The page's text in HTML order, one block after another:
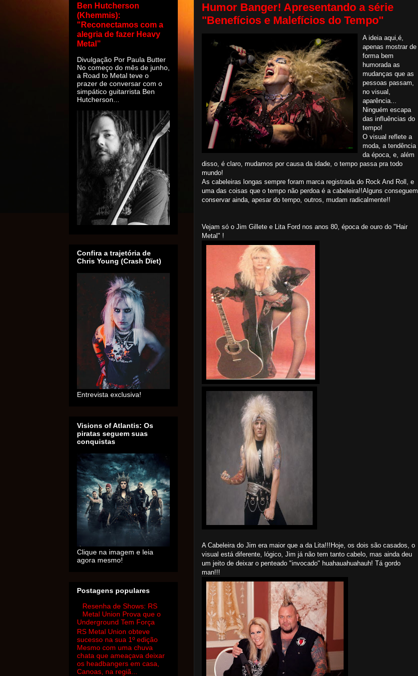
Humor Banger! Apresentando a série
"Benefícios e Malefícios do Tempo"
A ideia aqui,é,
apenas mostrar de
forma bem
humorada as
mudanças que as
pessoas passam,
no visual,
aparência...
Ninguém escapa
das influências do
tempo!
O visual reflete a
moda, a tendência
da época, e, além
disso, é claro, mudamos por causa da idade, o tempo passa pra todo
mundo!
As cabeleiras longas sempre foram marca registrada do Rock And Roll, e
uma das coisas que o tempo não perdoa é a cabeleira!!Alguns conseguem
conservar ainda, apesar do tempo, outros, mudam radicalmente!!
Vejam só o Jim Gillete e Lita Ford nos anos 80, época de ouro do "Hair
Metal" !
A Cabeleira do Jim era maior que a da Lita!!!Hoje, os dois são casados, o
visual está diferente, lógico, Jim já não tem tanto cabelo, mas ainda deu
um jeito de deixar o penteado "invocado" huahauahuahauh! Tá gordo
man!!!
Ben Hutcherson
(Khemmis):
"Reconectamos com a
alegria de fazer Heavy
Metal”
Divulgação Por Paula Butter
No começo do mês de junho,
a Road to Metal teve o
prazer de conversar com o
simpático guitarrista Ben
Hutcherson...
Confira a trajetória de
Chris Young (Crash Dïet)
Entrevista exclusiva!
Visions of Atlantis: Os
piratas seguem suas
conquistas
Clique na imagem e leia
agora mesmo!
Postagens populares
Resenha de Shows: RS
Metal Union Prova que o
Underground Tem Força
RS Metal Union obteve
sucesso na sua 1º edição
Mesmo com uma chuva
chata que ameaçava deixar
os headbangers em casa,
Canoas, na regiã...